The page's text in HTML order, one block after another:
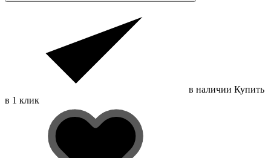
в наличии Купить
в 1 клик